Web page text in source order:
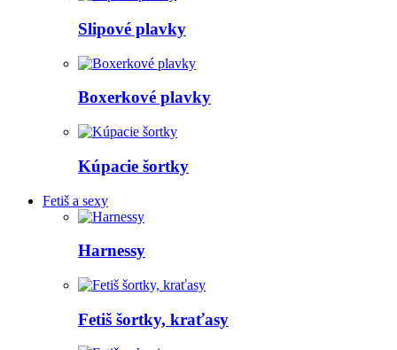
Slipové plavky
Boxerkové plavky
Kúpacie šortky
Fetiš a sexy
Harnessy
Fetiš šortky, kraťasy